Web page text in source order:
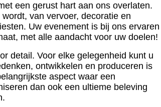
een gerust hart aan ons overlaten.
van vervoer, decoratie en
Uw evenement is bij ons ervaren
met alle aandacht voor uw doelen!
detail. Voor elke gelegenheid kunt u
ontwikkelen en produceren is
aspect waar een
dan ook een ultieme beleving